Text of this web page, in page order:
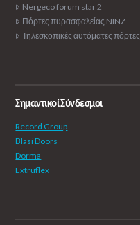
Nergeco forum star 2
Πόρτες πυρασφαλείας NINZ
Τηλεσκοπικές αυτόματες πόρτες
Σημαντικοί Σύνδεσμοι
Record Group
Blasi Doors
Dorma
Extruflex